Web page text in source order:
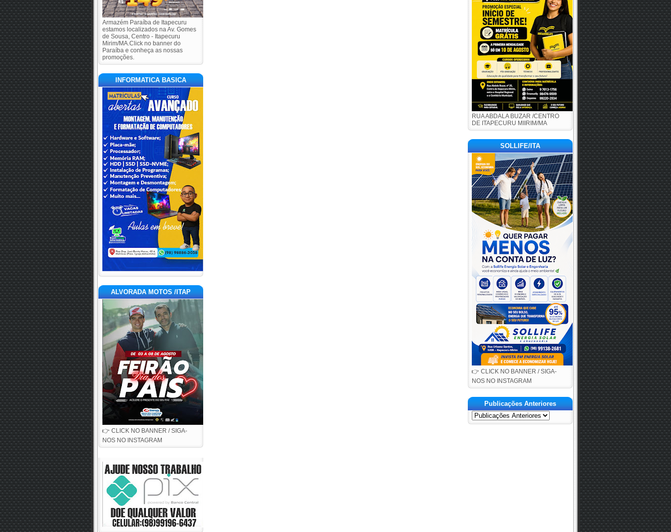
Armazém Paraíba de Itapecuru
estamos localizados na Av. Gomes
de Sousa, Centro - Itapecuru
Mirim/MA.Click no banner do
Paraíba e conheça as nossas
promoções.
INFORMATICA BASICA
ALVORADA MOTOS /ITAP
👉 CLICK NO BANNER / SIGA-
NOS NO INSTAGRAM
RUA ABDALA BUZAR /CENTRO
DE ITAPECURU MIIRIM/MA
SOLLIFE/ITA
👉 CLICK NO BANNER / SIGA-
NOS NO INSTAGRAM
Publicações Anteriores